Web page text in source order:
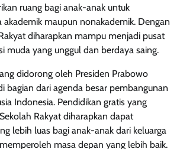
ruang bagi anak-anak untuk
akademik maupun nonakademik. Dengan
diharapkan mampu menjadi pusat
muda yang unggul dan berdaya saing.
didorong oleh Presiden Prabowo
bagian dari agenda besar pembangunan
Indonesia. Pendidikan gratis yang
Rakyat diharapkan dapat
lebih luas bagi anak-anak dari keluarga
masa depan yang lebih baik.